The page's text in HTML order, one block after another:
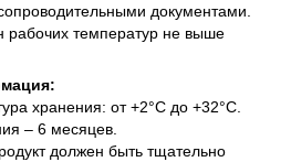
документами.
рабочих температур не выше
хранения: от +2°С до +32°С.
– 6 месяцев.
должен быть тщательно